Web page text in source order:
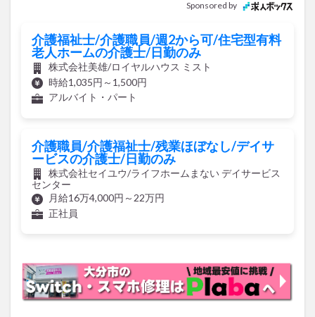
Sponsored by
介護福祉士/介護職員/週2から可/住宅型有料
老人ホームの介護士/日勤のみ
株式会社美雄/ロイヤルハウス ミスト
時給1,035円～1,500円
アルバイト・パート
介護職員/介護福祉士/残業ほぼなし/デイサ
ービスの介護士/日勤のみ
株式会社セイユウ/ライフホームまない デイサービス
センター
月給16万4,000円～22万円
正社員